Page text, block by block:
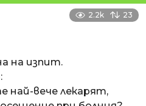
2.2k 23
на изпит.
най-вече лекарят,